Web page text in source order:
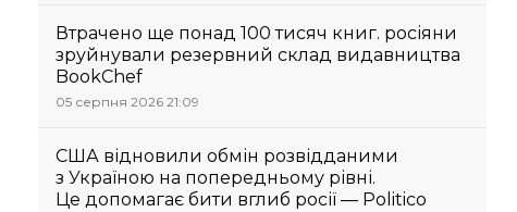
Втрачено ще понад 100 тисяч книг. росіяни
зруйнували резервний склад видавництва
BookChef
05 серпня 2026 21:09
США відновили обмін розвідданими
з Україною на попередньому рівні.
Це допомагає бити вглиб росії — Politico